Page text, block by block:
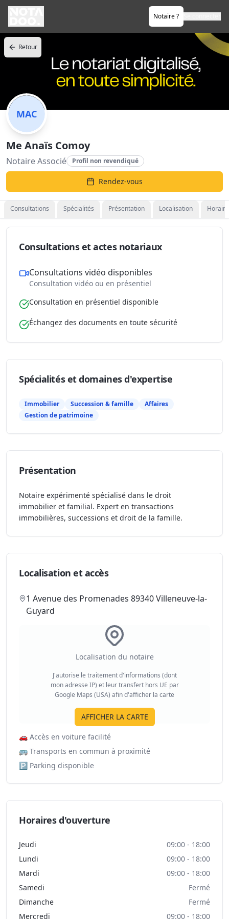
Notaire ?
Retour
MAC
Me Anaïs Comoy
Notaire Associé Profil non revendiqué
Rendez-vous
Consultations Spécialités Présentation Localisation
Consultations et actes notariaux
Consultations vidéo disponibles
Consultation vidéo ou en présentiel
Consultation en présentiel disponible
Échangez des documents en toute sécurité
Spécialités et domaines d'expertise
Immobilier Succession & famille
Affaires
Gestion de patrimoine
Présentation
Notaire expérimenté spécialisé dans le droit
immobilier et familial. Expert en transactions
immobilières, successions et droit de la famille.
Localisation et accès
1 Avenue des Promenades 89340 Villeneuve-la-
Guyard
Localisation du notaire
J'autorise le traitement d'informations (dont
mon adresse IP) et leur transfert hors UE par
Google Maps (USA) afin d'afficher la carte
AFFICHER LA CARTE
🚗 Accès en voiture facilité
🚌 Transports en commun à proximité
🅿️ Parking disponible
Horaires d'ouverture
Jeudi
09:00 - 18:00
Lundi
09:00 - 18:00
Mardi
09:00 - 18:00
Samedi
Fermé
Dimanche
Fermé
Mercredi
09:00 - 18:00